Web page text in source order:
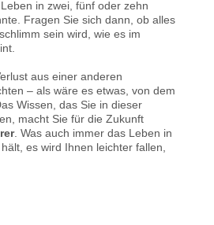
in zwei, fünf oder zehn
Fragen Sie sich dann, ob alles
sein wird, wie es im
aus einer anderen
– als wäre es etwas, von dem
Wissen, das Sie in dieser
macht Sie für die Zukunft
. Was auch immer das Leben in
es wird Ihnen leichter fallen,